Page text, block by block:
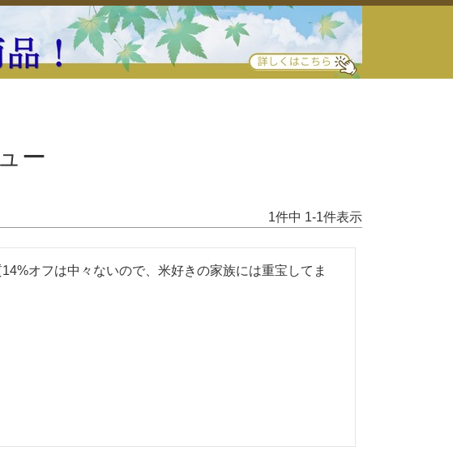
ー
1件中 1-1件表示
オフは中々ないので、米好きの家族には重宝してま